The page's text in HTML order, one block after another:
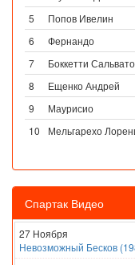
5
Попов Ивелин
6
Фернандо
7
Боккетти
8
Ещенко Андрей
9
Маурисио
10
Мельгарехо
Спартак Видео
27 Ноября
Невозможный Бесков